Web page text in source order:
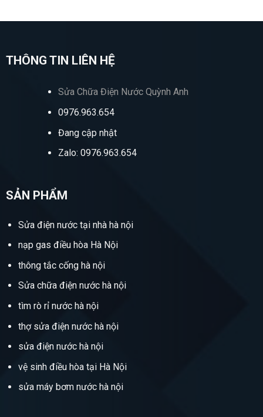
THÔNG TIN LIÊN HỆ
Sửa Chữa Điện Nước Quỳnh Anh
0976.963.654
Đang cập nhật
Zalo: 0976.963.654
SẢN PHẨM
Sửa điện nước tại nhà hà nội
nạp gas điều hòa Hà Nội
thông tắc cống hà nội
Sửa chữa điện nước hà nội
tìm rò rỉ nước hà nội
thợ sửa điện nước hà nội
sửa điện nước hà nội
vệ sinh điều hòa tại Hà Nội
sửa máy bơm nước hà nội